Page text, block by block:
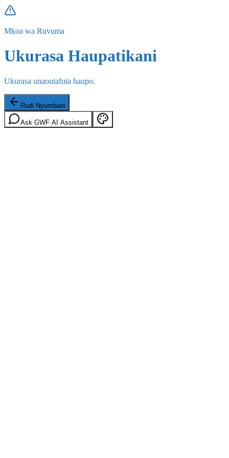
Mkoa wa Ruvuma
Ukurasa Haupatikani
Ukurasa unaoutafuta haupo.
Rudi Nyumbani
Ask GWF AI Assistant